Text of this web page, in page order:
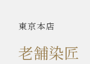
東京本店
老舗染匠